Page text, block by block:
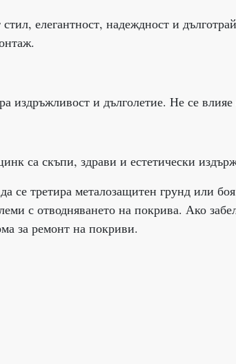
елегантност, надеждност и
издръжливост и дълголетие. Не се
са скъпи, здрави и естетически
се третира металозащитен грунд или
с отводняването на покрива. Ако
за ремонт на покриви.